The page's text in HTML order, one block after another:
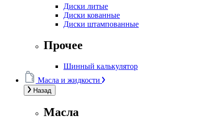
Диски литые
Диски кованные
Диски штампованные
Прочее
Шинный калькулятор
Масла и жидкости
Назад
Масла